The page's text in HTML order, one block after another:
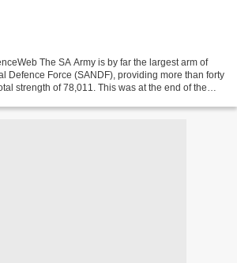
The SA Army is by far the largest arm of
Defence Force (SANDF), providing more than forty
strength of 78,011. This was at the end of the